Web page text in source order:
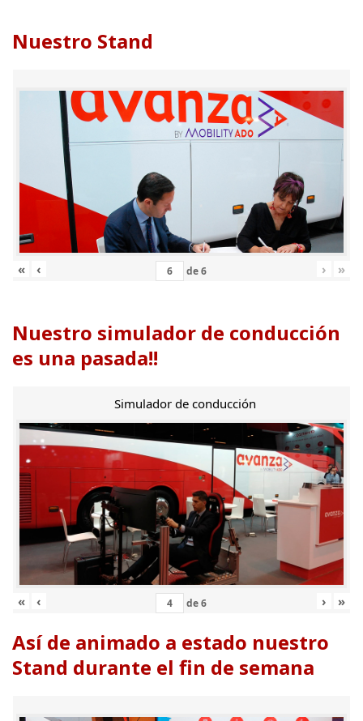
Nuestro Stand
« ‹ de6 › »
Nuestro simulador de conducción
es una pasada!!
Simulador de conducción
« ‹ de6 › »
Así de animado a estado nuestro
Stand durante el fin de semana